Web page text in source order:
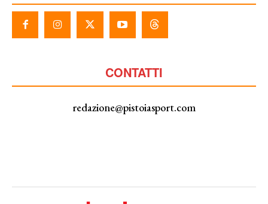
CONTATTI
redazione@pistoiasport.com